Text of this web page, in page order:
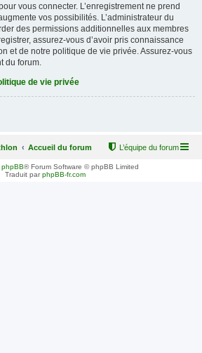
vous connecter. L’enregistrement ne prend
vos possibilités. L’administrateur du
des permissions additionnelles aux membres
assurez-vous d’avoir pris connaissance
et de notre politique de vie privée. Assurez-vous
du forum.
de vie privée
Accueil du forum L’équipe du forum
phpBB® Forum Software © phpBB Limited
Traduit parphpBB-fr.com